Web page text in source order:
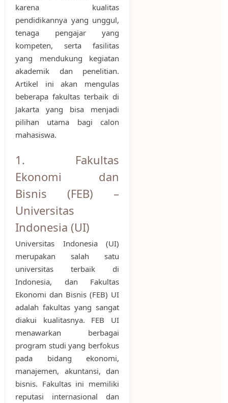
karena kualitas
pendidikannya yang unggul,
tenaga pengajar yang
kompeten, serta fasilitas
yang mendukung kegiatan
akademik dan penelitian.
Artikel ini akan mengulas
beberapa fakultas terbaik di
Jakarta yang bisa menjadi
pilihan utama bagi calon
mahasiswa.
1. Fakultas
Ekonomi dan
Bisnis (FEB) –
Universitas
Indonesia (UI)
Universitas Indonesia (UI)
merupakan salah satu
universitas terbaik di
Indonesia, dan Fakultas
Ekonomi dan Bisnis (FEB) UI
adalah fakultas yang sangat
diakui kualitasnya. FEB UI
menawarkan berbagai
program studi yang berfokus
pada bidang ekonomi,
manajemen, akuntansi, dan
bisnis. Fakultas ini memiliki
reputasi internasional dan